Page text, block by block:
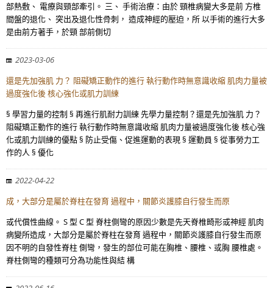
部熱敷、 電療與頸部牽引。 三、 手術治療：由於 頸椎病變大多是前 方椎
間盤的退化、 突出及退化性骨刺， 造成神經的壓迫，所 以手術的進行大多
是由前方著手，於頸 部前側切
2023-03-06
還是先加強肌 力？ 阻礙矯正動作的進行 執行動作時無意識收縮 肌肉力量被
過度強化後 核心強化或肌力訓練
§ 學習力量的控制 § 再進行肌耐力訓練 先學力量控制？還是先加強肌 力？
阻礙矯正動作的進行 執行動作時無意識收縮 肌肉力量被過度強化後 核心強
化或肌力訓練的優點 § 防止受傷、促進運動的表現 § 運動員 § 從事勞力工
作的人 § 優化
2022-04-22
成，大部分是屬於脊柱在發育 過程中，關節炎護膝自行發生而原
或代償性曲線。 S 型 C 型 脊柱側彎的原因少數是先天脊椎畸形或神經 肌肉
病變所造成，大部分是屬於脊柱在發育 過程中，關節炎護膝自行發生而原
因不明的自發性脊柱 側彎，發生的部位可能在胸椎、腰椎、或胸 腰椎處。
脊柱側彎的種類可分為功能性與結 構